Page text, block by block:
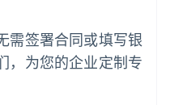
需签署合同或填写银
，为您的企业定制专